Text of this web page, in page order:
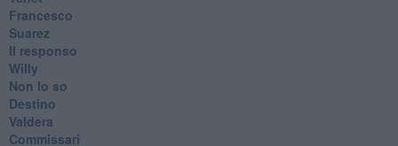
Francesco
Suarez
​Il responso
Willy
Non lo so
Destino
Valdera
Commissari